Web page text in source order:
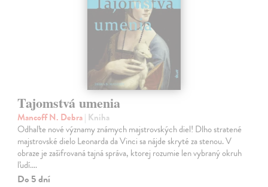
Tajomstvá umenia
Mancoff N. Debra| Kniha
Odhaľte nové významy známych majstrovských diel! Dlho stratené
majstrovské dielo Leonarda da Vinci sa nájde skryté za stenou. V
obraze je zašifrovaná tajná správa, ktorej rozumie len vybraný okruh
ľudí.…
Do 5 dní